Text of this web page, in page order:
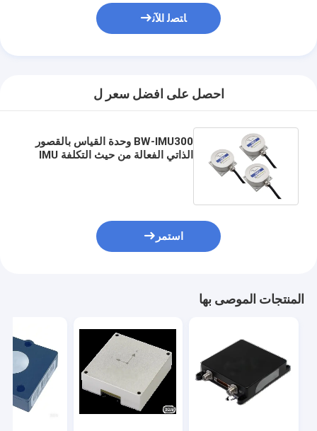
ﺎﺘﺼﻟ ﺍﻶﻧ
احصل على افضل سعر ل
BW-IMU300 وحدة القياس بالقصور
الذاتي الفعالة من حيث التكلفة IMU
استمر
المنتجات الموصى بها